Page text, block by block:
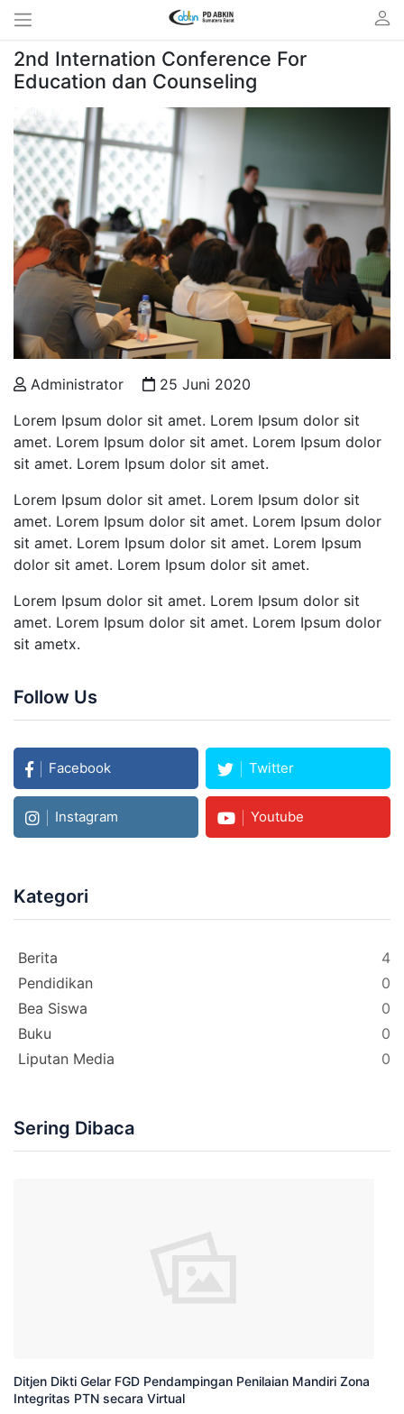
Home
2nd Internation Conference For
Education dan Counseling
Administrator
25 Juni 2020
Lorem Ipsum dolor sit amet. Lorem Ipsum dolor sit
amet. Lorem Ipsum dolor sit amet. Lorem Ipsum dolor
sit amet. Lorem Ipsum dolor sit amet.
Lorem Ipsum dolor sit amet. Lorem Ipsum dolor sit
amet. Lorem Ipsum dolor sit amet. Lorem Ipsum dolor
sit amet. Lorem Ipsum dolor sit amet. Lorem Ipsum
dolor sit amet. Lorem Ipsum dolor sit amet.
Lorem Ipsum dolor sit amet. Lorem Ipsum dolor sit
amet. Lorem Ipsum dolor sit amet. Lorem Ipsum dolor
sit ametx.
Follow Us
Facebook Twitter
Instagram Youtube
Kategori
Berita
4
Pendidikan
0
Bea Siswa
0
Buku
0
Liputan Media
0
Sering Dibaca
Ditjen Dikti Gelar FGD Pendampingan Penilaian Mandiri Zona
Integritas PTN secara Virtual